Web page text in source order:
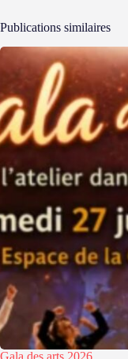
Publications similaires
Gala des arts 2026